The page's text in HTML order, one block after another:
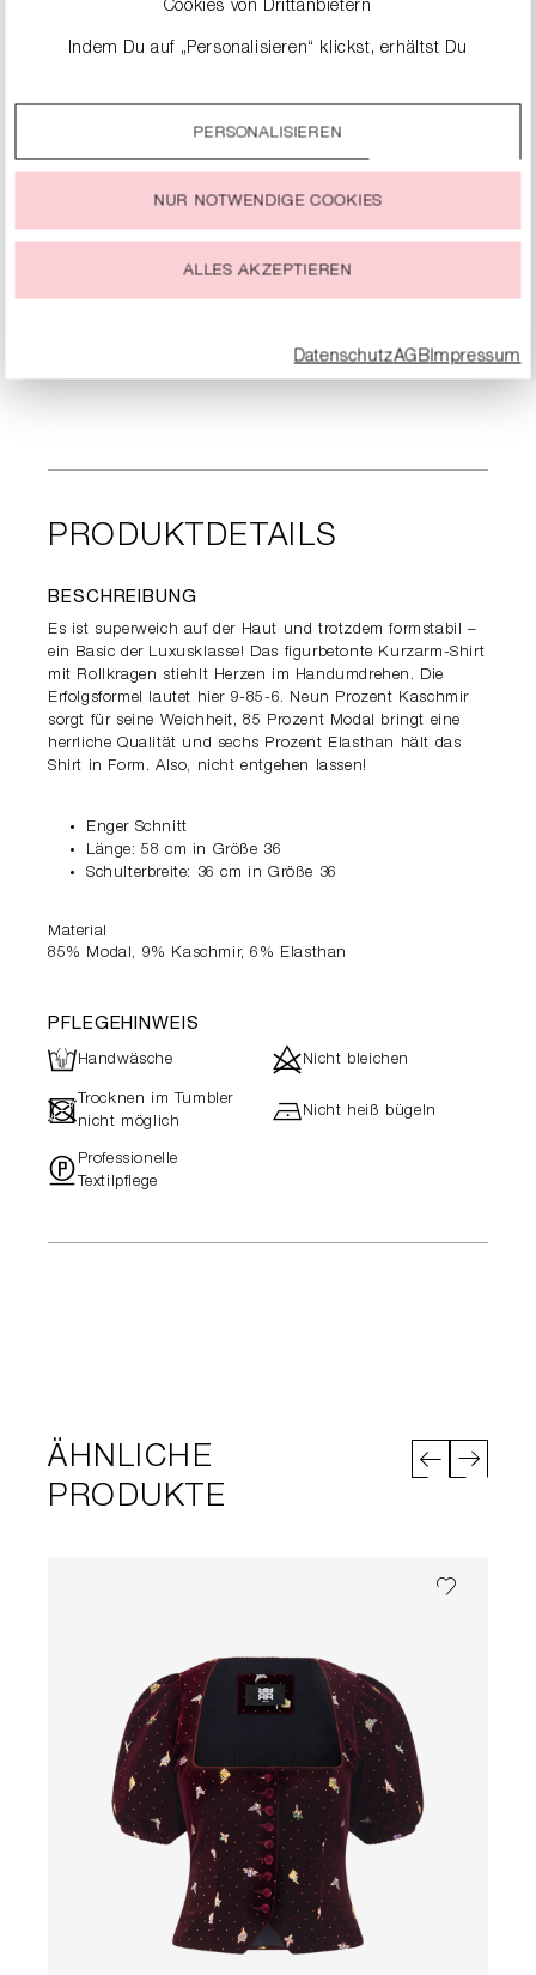
299,99 €
PRODUKTDETAILS
BESCHREIBUNG
Es ist superweich auf der Haut und trotzdem formstabil –
ein Basic der Luxusklasse! Das figurbetonte Kurzarm-Shirt
mit Rollkragen stiehlt Herzen im Handumdrehen. Die
Erfolgsformel lautet hier 9-85-6. Neun Prozent Kaschmir
sorgt für seine Weichheit, 85 Prozent Modal bringt eine
herrliche Qualität und sechs Prozent Elasthan hält das
Shirt in Form. Also, nicht entgehen lassen!
Enger Schnitt
Länge: 58 cm in Größe 36
Schulterbreite: 36 cm in Größe 36
Material
85% Modal, 9% Kaschmir, 6% Elasthan
PFLEGEHINWEIS
LHandwäsche dNicht bleichen
- Trocknen im Tumbler
nicht möglich
hNicht heiß bügeln
"Professionelle
Textilpflege
ÄHNLICHE
PRODUKTE
Cookies von Drittanbietern
Indem Du auf „Personalisieren“ klickst, erhältst Du
Durch einen Klick auf das Auswahlfeld „Alle akzeptieren“
stimmst Du der Verwendung aller Cookies zu, die unter
jeder Zeit ändern oder widerrufen.
PERSONALISIEREN
NUR NOTWENDIGE COOKIES
ALLES AKZEPTIEREN
DatenschutzAGBImpressum